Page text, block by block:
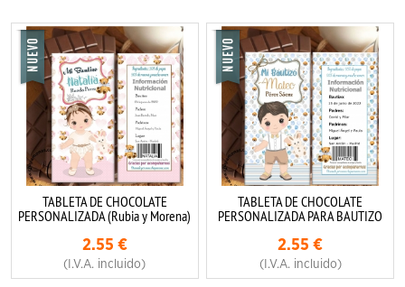
TABLETA DE CHOCOLATE
PERSONALIZADA (Rubia y Morena)
2.55 €
(I.V.A. incluido)
TABLETA DE CHOCOLATE
PERSONALIZADA PARA BAUTIZO
2.55 €
(I.V.A. incluido)